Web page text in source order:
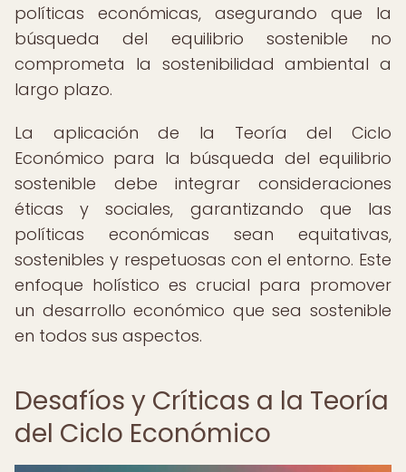
políticas económicas, asegurando que la
búsqueda del equilibrio sostenible no
comprometa la sostenibilidad ambiental a
largo plazo.
La aplicación de la Teoría del Ciclo
Económico para la búsqueda del equilibrio
sostenible debe integrar consideraciones
éticas y sociales, garantizando que las
políticas económicas sean equitativas,
sostenibles y respetuosas con el entorno. Este
enfoque holístico es crucial para promover
un desarrollo económico que sea sostenible
en todos sus aspectos.
Desafíos y Críticas a la Teoría
del Ciclo Económico